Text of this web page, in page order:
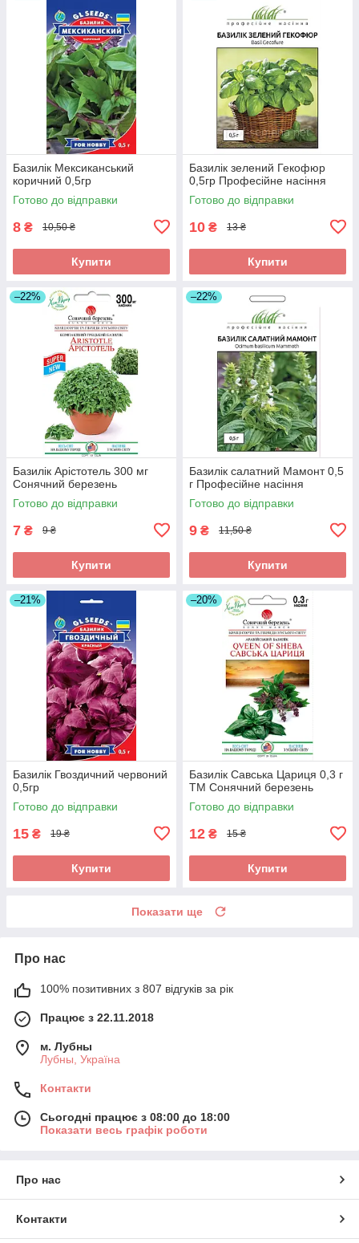
Базилік Мексиканський
коричний 0,5гр
Готово до відправки
8 ₴ 10,50 ₴
Купити
Базилік зелений Гекофюр
0,5гр Професійне насіння
Готово до відправки
10 ₴ 13 ₴
Купити
–22%
Базилік Арістотель 300 мг
Сонячний березень
Готово до відправки
7 ₴ 9 ₴
Купити
–22%
Базилік салатний Мамонт 0,5
г Професійне насіння
Готово до відправки
9 ₴ 11,50 ₴
Купити
–21%
Базилік Гвоздичний червоний
0,5гр
Готово до відправки
15 ₴ 19 ₴
Купити
–20%
Базилік Савська Цариця 0,3 г
ТМ Сонячний березень
Готово до відправки
12 ₴ 15 ₴
Купити
Показати ще
Про нас
100% позитивних з 807 відгуків за рік
Працює з 22.11.2018
м. Лубны
Лубны, Україна
Контакти
Сьогодні працює з 08:00 до 18:00
Показати весь графік роботи
Про нас
Контакти